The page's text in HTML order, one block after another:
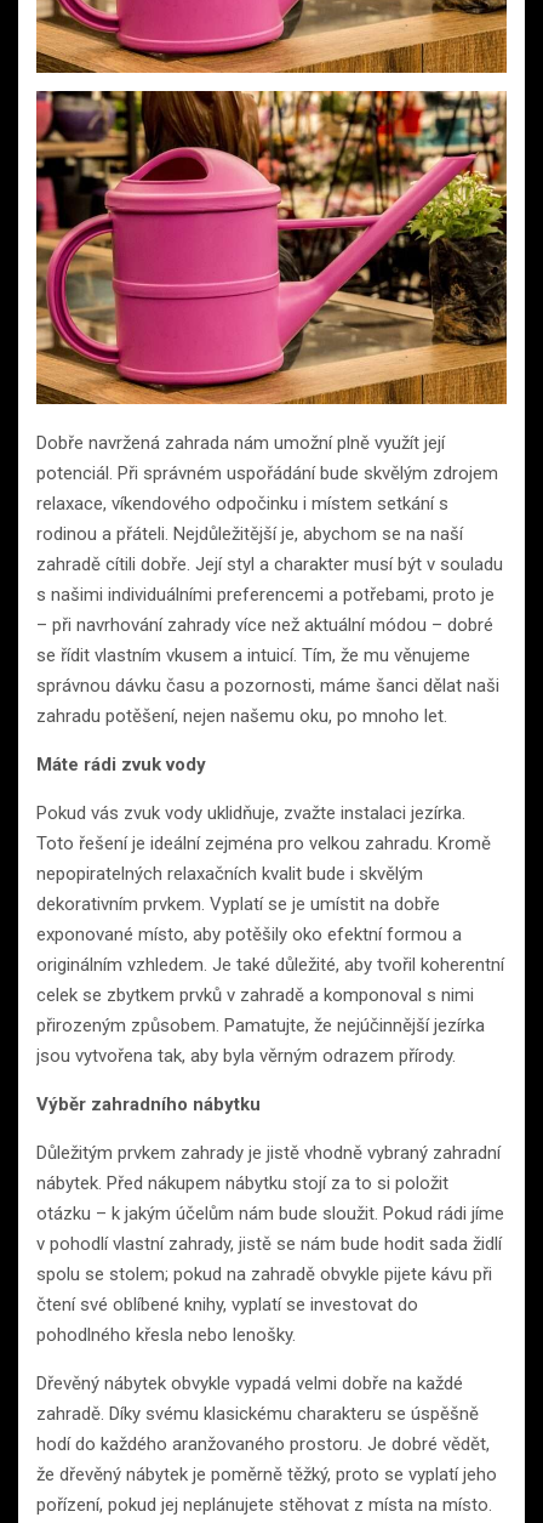
Dobře navržená zahrada nám umožní plně využít její
potenciál. Při správném uspořádání bude skvělým zdrojem
relaxace, víkendového odpočinku i místem setkání s
rodinou a přáteli. Nejdůležitější je, abychom se na naší
zahradě cítili dobře. Její styl a charakter musí být v souladu
s našimi individuálními preferencemi a potřebami, proto je
– při navrhování zahrady více než aktuální módou – dobré
se řídit vlastním vkusem a intuicí. Tím, že mu věnujeme
správnou dávku času a pozornosti, máme šanci dělat naši
zahradu potěšení, nejen našemu oku, po mnoho let.
Máte rádi zvuk vody
Pokud vás zvuk vody uklidňuje, zvažte instalaci jezírka.
Toto řešení je ideální zejména pro velkou zahradu. Kromě
nepopiratelných relaxačních kvalit bude i skvělým
dekorativním prvkem. Vyplatí se je umístit na dobře
exponované místo, aby potěšily oko efektní formou a
originálním vzhledem. Je také důležité, aby tvořil koherentní
celek se zbytkem prvků v zahradě a komponoval s nimi
přirozeným způsobem. Pamatujte, že nejúčinnější jezírka
jsou vytvořena tak, aby byla věrným odrazem přírody.
Výběr zahradního nábytku
Důležitým prvkem zahrady je jistě vhodně vybraný zahradní
nábytek. Před nákupem nábytku stojí za to si položit
otázku – k jakým účelům nám bude sloužit. Pokud rádi jíme
v pohodlí vlastní zahrady, jistě se nám bude hodit sada židlí
spolu se stolem; pokud na zahradě obvykle pijete kávu při
čtení své oblíbené knihy, vyplatí se investovat do
pohodlného křesla nebo lenošky.
Dřevěný nábytek obvykle vypadá velmi dobře na každé
zahradě. Díky svému klasickému charakteru se úspěšně
hodí do každého aranžovaného prostoru. Je dobré vědět,
že dřevěný nábytek je poměrně těžký, proto se vyplatí jeho
pořízení, pokud jej neplánujete stěhovat z místa na místo.